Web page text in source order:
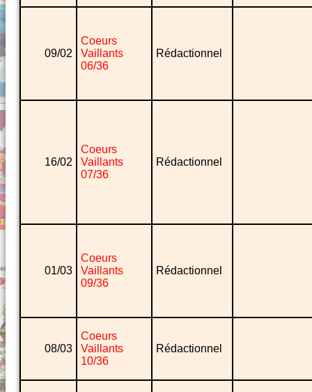
09/02
Coeurs
Vaillants
06/36
Rédactionnel
16/02
Coeurs
Vaillants
07/36
Rédactionnel
01/03
Coeurs
Vaillants
09/36
Rédactionnel
08/03
Coeurs
Vaillants
10/36
Rédactionnel